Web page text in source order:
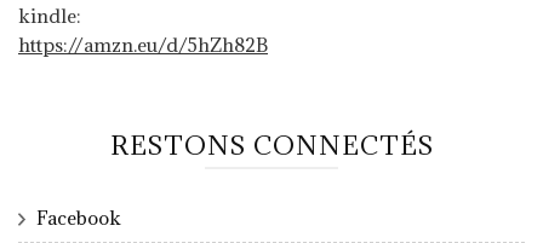
kindle:
https://amzn.eu/d/5hZh82B
RESTONS CONNECTÉS
Facebook